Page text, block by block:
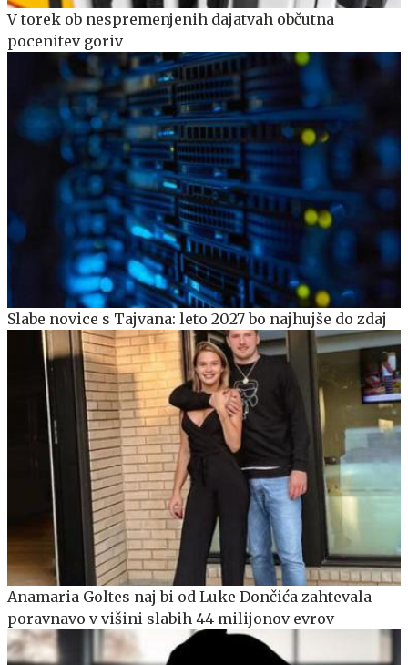
V torek ob nespremenjenih dajatvah občutna
pocenitev goriv
Slabe novice s Tajvana: leto 2027 bo najhujše do zdaj
Anamaria Goltes naj bi od Luke Dončića zahtevala
poravnavo v višini slabih 44 milijonov evrov